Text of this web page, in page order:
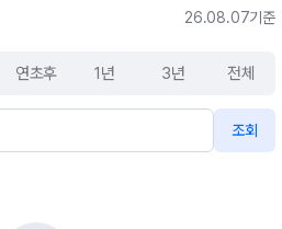
26.08.07기준
연초후 1년 3년 전체
조회